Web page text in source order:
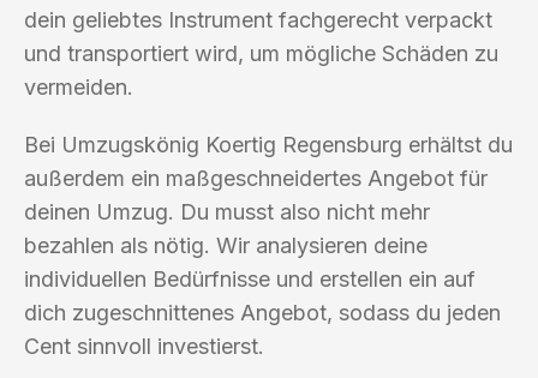
dein geliebtes Instrument fachgerecht verpackt
und transportiert wird, um mögliche Schäden zu
vermeiden.
Bei Umzugskönig Koertig Regensburg erhältst du
außerdem ein maßgeschneidertes Angebot für
deinen Umzug. Du musst also nicht mehr
bezahlen als nötig. Wir analysieren deine
individuellen Bedürfnisse und erstellen ein auf
dich zugeschnittenes Angebot, sodass du jeden
Cent sinnvoll investierst.